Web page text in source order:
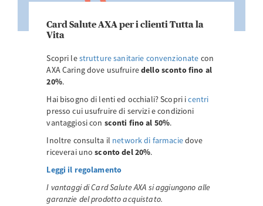
Card Salute AXA per i clienti Tutta la
Vita
Scopri lestrutture sanitarie convenzionate con
AXA Caring dove usufruiredello sconto fino al
20%.
Hai bisogno di lenti ed occhiali? Scopri icentri
presso cui usufruire di servizi e condizioni
vantaggiosi con sconti fino al 50%.
Inoltre consulta il network di farmaciedove
riceverai unosconto del 20%.
Leggi il regolamento
I vantaggi di Card Salute AXA si aggiungono alle
garanzie del prodotto acquistato.